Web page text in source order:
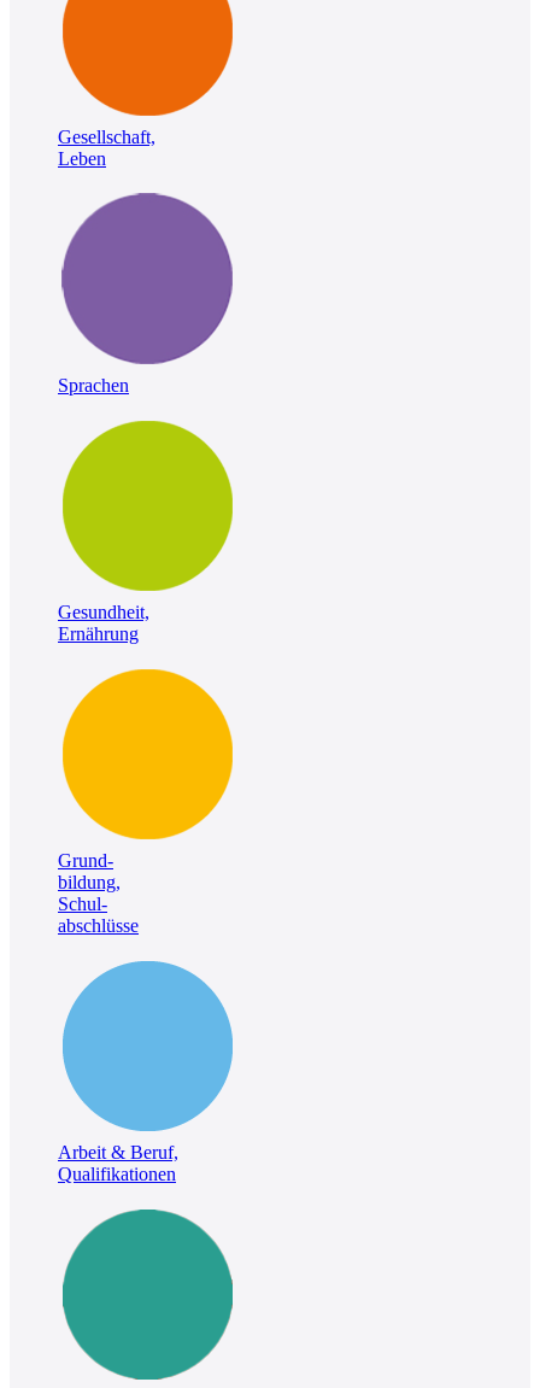
Gesellschaft,
Leben
Sprachen
Gesundheit,
Ernährung
Grund-
bildung,
Schul-
abschlüsse
Arbeit & Beruf,
Qualifikationen